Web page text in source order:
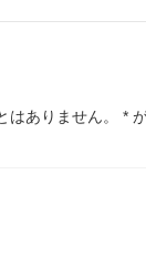
はありません。 *